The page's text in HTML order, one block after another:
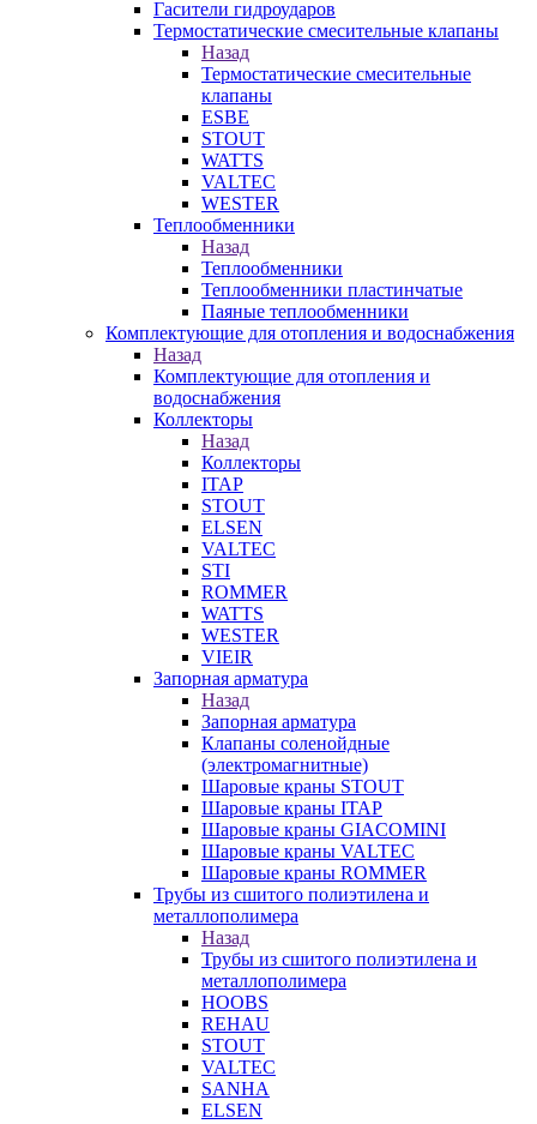
Гасители гидроударов
Термостатические смесительные клапаны
Назад
Термостатические смесительные
клапаны
ESBE
STOUT
WATTS
VALTEC
WESTER
Теплообменники
Назад
Теплообменники
Теплообменники пластинчатые
Паяные теплообменники
Комплектующие для отопления и водоснабжения
Назад
Комплектующие для отопления и
водоснабжения
Коллекторы
Назад
Коллекторы
ITAP
STOUT
ELSEN
VALTEC
STI
ROMMER
WATTS
WESTER
VIEIR
Запорная арматура
Назад
Запорная арматура
Клапаны соленойдные
(электромагнитные)
Шаровые краны STOUT
Шаровые краны ITAP
Шаровые краны GIACOMINI
Шаровые краны VALTEC
Шаровые краны ROMMER
Трубы из сшитого полиэтилена и
металлополимера
Назад
Трубы из сшитого полиэтилена и
металлополимера
HOOBS
REHAU
STOUT
VALTEC
SANHA
ELSEN